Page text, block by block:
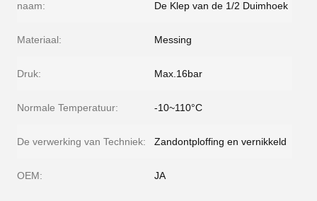
naam: De Klep van de 1/2 Duimhoek
Materiaal: Messing
Druk: Max.16bar
Normale Temperatuur: -10~110°C
De verwerking van Techniek: Zandontploffing en vernikkeld
OEM: JA